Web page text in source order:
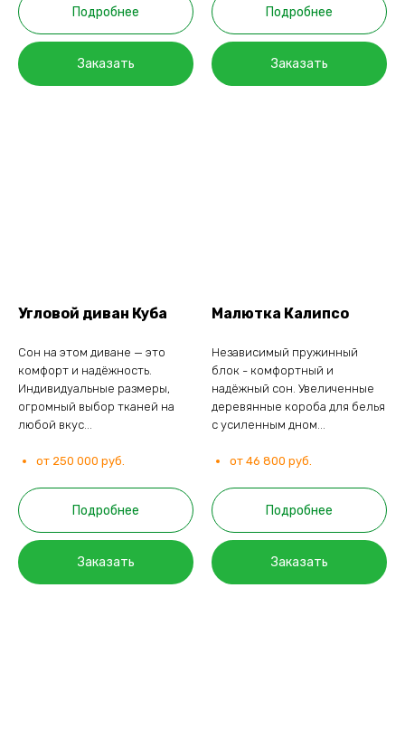
Подробнее
Заказать
Подробнее
Заказать
Угловой диван Куба
Сон на этом диване — это
комфорт и надёжность.
Индивидуальные размеры,
огромный выбор тканей на
любой вкус...
от 250 000 руб.
Подробнее
Заказать
Малютка Калипсо
Независимый пружинный
блок - комфортный и
надёжный сон. Увеличенные
деревянные короба для белья
с усиленным дном...
от 46 800 руб.
Подробнее
Заказать